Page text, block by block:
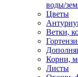
воды/
Цветы
Ветки,
Корни,
Листы